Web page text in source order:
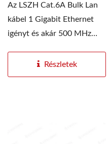
Az LSZH Cat.6A Bulk Lan
kábel 1 Gigabit Ethernet
igényt és akár 500 MHz
Részletek